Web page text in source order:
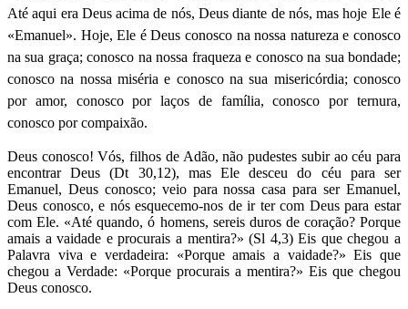
Até aqui era Deus acima de nós, Deus diante de nós, mas hoje Ele é
«Emanuel». Hoje, Ele é Deus conosco na nossa natureza e conosco
na sua graça; conosco na nossa fraqueza e conosco na sua bondade;
conosco na nossa miséria e conosco na sua misericórdia; conosco
por amor, conosco por laços de família, conosco por ternura,
conosco por compaixão.
Deus conosco! Vós, filhos de Adão, não pudestes subir ao céu para
encontrar Deus (Dt 30,12), mas Ele desceu do céu para ser
Emanuel, Deus conosco; veio para nossa casa para ser Emanuel,
Deus conosco, e nós esquecemo-nos de ir ter com Deus para estar
com Ele. «Até quando, ó homens, sereis duros de coração? Porque
amais a vaidade e procurais a mentira?» (Sl 4,3) Eis que chegou a
Palavra viva e verdadeira: «Porque amais a vaidade?» Eis que
chegou a Verdade: «Porque procurais a mentira?» Eis que chegou
Deus conosco.